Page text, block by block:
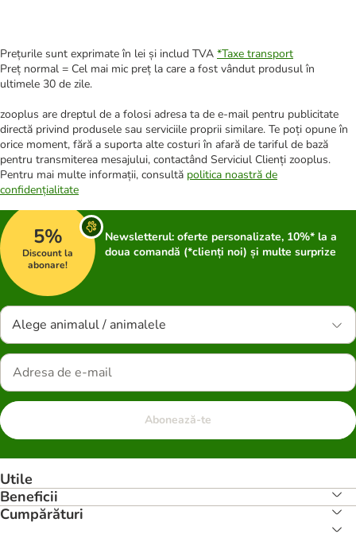
Prețurile sunt exprimate în lei și includ TVA *Taxe transport
Preț normal = Cel mai mic preț la care a fost vândut produsul în
ultimele 30 de zile.
zooplus are dreptul de a folosi adresa ta de e-mail pentru publicitate
directă privind produsele sau serviciile proprii similare. Te poți opune în
orice moment, fără a suporta alte costuri în afară de tariful de bază
pentru transmiterea mesajului, contactând Serviciul Clienți zooplus.
Pentru mai multe informații, consultă politica noastră de
confidențialitate
5%
Discount la
abonare!
Newsletterul: oferte personalizate, 10%* la a
doua comandă (*clienți noi) și multe surprize
Alege animalul / animalele
Abonează-te
Utile
Beneficii
Cumpărături